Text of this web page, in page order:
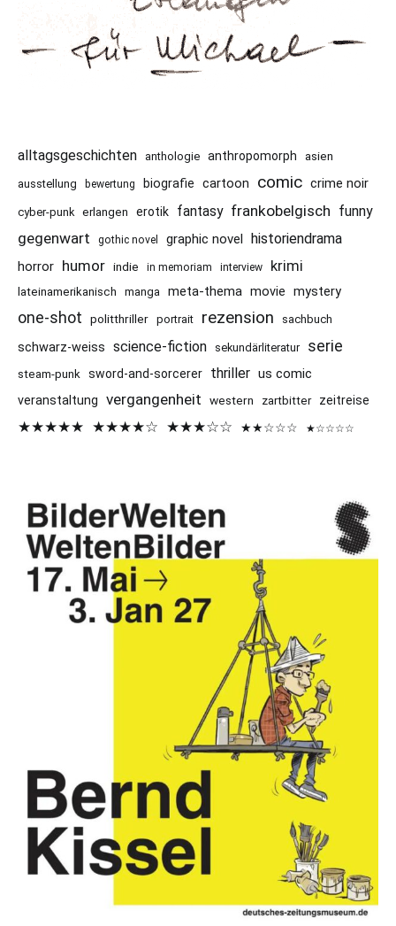
alltagsgeschichten anthologie anthropomorph asien
ausstellung bewertung biografie cartoon comic crime noir
cyber-punk erlangen erotik fantasy frankobelgisch funny
gegenwart gothic novel graphic novel historiendrama
horror humor indie in memoriam interview krimi
lateinamerikanisch manga meta-thema movie mystery
one-shot politthriller portrait rezension sachbuch
schwarz-weiss science-fiction sekundärliteratur serie
steam-punk sword-and-sorcerer thriller us comic
veranstaltung vergangenheit western zartbitter zeitreise
★★★★★ ★★★★☆ ★★★☆☆ ★★☆☆☆ ★☆☆☆☆